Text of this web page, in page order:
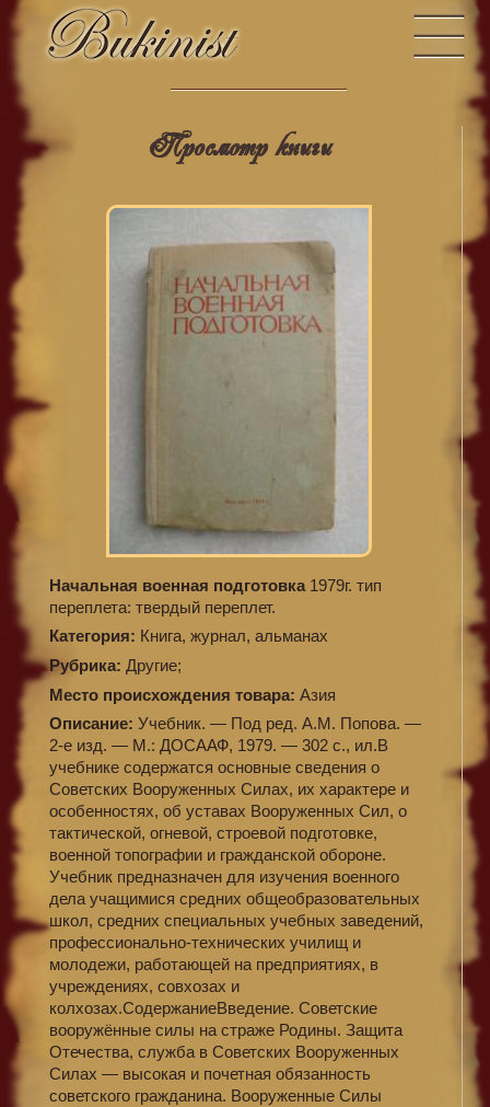
Просмотр книги
Начальная военная подготовка 1979г. тип
переплета: твердый переплет.
Категория: Книга, журнал, альманах
Рубрика: Другие;
Место происхождения товара: Азия
Описание: Учебник. — Под ред. А.М. Попова. —
2-е изд. — М.: ДОСААФ, 1979. — 302 с., ил.В
учебнике содержатся основные сведения о
Советских Вооруженных Силах, их характере и
особенностях, об уставах Вооруженных Сил, о
тактической, огневой, строевой подготовке,
военной топографии и гражданской обороне.
Учебник предназначен для изучения военного
дела учащимися средних общеобразовательных
школ, средних специальных учебных заведений,
профессионально-технических училищ и
молодежи, работающей на предприятиях, в
учреждениях, совхозах и
колхозах.СодержаниеВведение. Советские
вооружённые силы на страже Родины. Защита
Отечества, служба в Советских Вооруженных
Силах — высокая и почетная обязанность
советского гражданина. Вооруженные Силы